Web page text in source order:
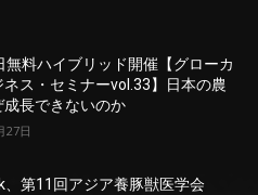
無料ハイブリッド開催【グローカ
ネス・セミナーvol.33】日本の農
成長できないのか
27日
、第11回アジア養豚獣医学会